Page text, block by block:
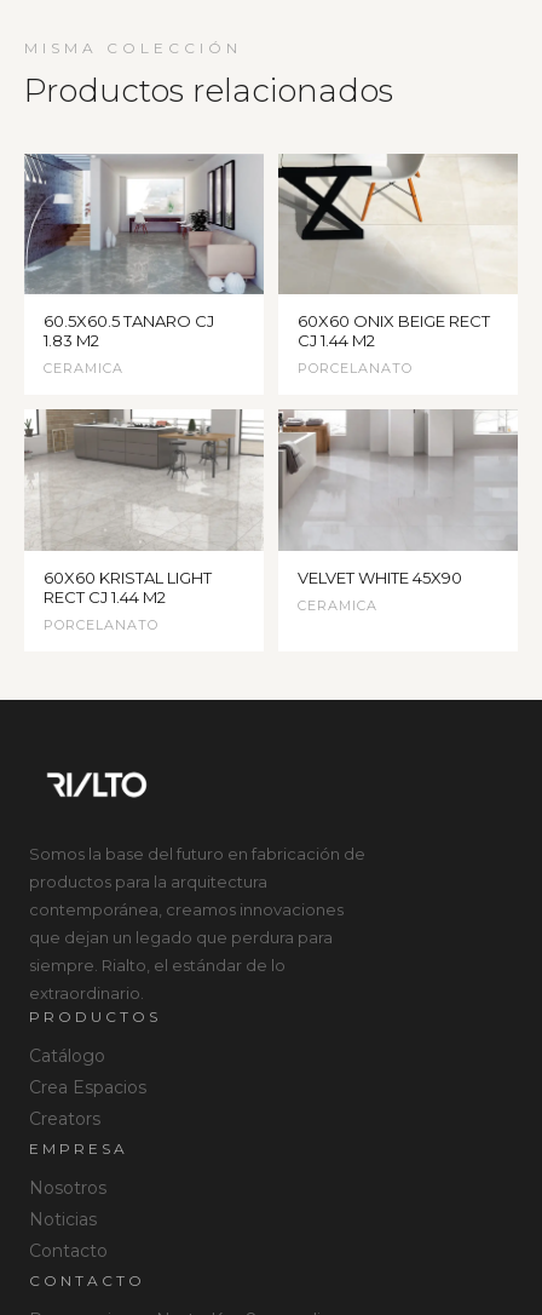
MISMA COLECCIÓN
Productos relacionados
60.5X60.5 TANARO CJ
1.83 M2
CERAMICA
60X60 ONIX BEIGE RECT
CJ 1.44 M2
PORCELANATO
60X60 KRISTAL LIGHT
RECT CJ 1.44 M2
PORCELANATO
VELVET WHITE 45X90
CERAMICA
Somos la base del futuro en fabricación de
productos para la arquitectura
contemporánea, creamos innovaciones
que dejan un legado que perdura para
siempre. Rialto, el estándar de lo
extraordinario.
PRODUCTOS
Catálogo
Crea Espacios
Creators
EMPRESA
Nosotros
Noticias
Contacto
CONTACTO